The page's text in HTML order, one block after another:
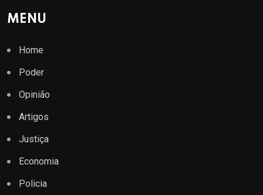
MENU
Home
Poder
Opinião
Artigos
Justiça
Economia
Policia